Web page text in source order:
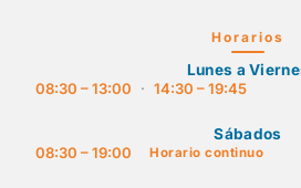
Horarios
Lunes a
08:30 – 13:00
· 14:30 – 19:45
Sábados
08:30 – 19:00
Horario continuo